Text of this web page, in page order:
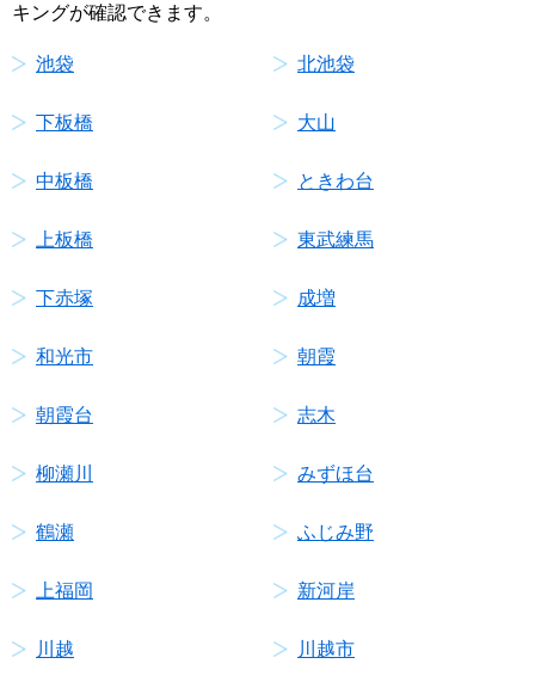
キングが確認できます。
池袋 北池袋
下板橋 大山
中板橋 ときわ台
上板橋 東武練馬
下赤塚 成増
和光市 朝霞
朝霞台 志木
柳瀬川 みずほ台
鶴瀬 ふじみ野
上福岡 新河岸
川越 川越市